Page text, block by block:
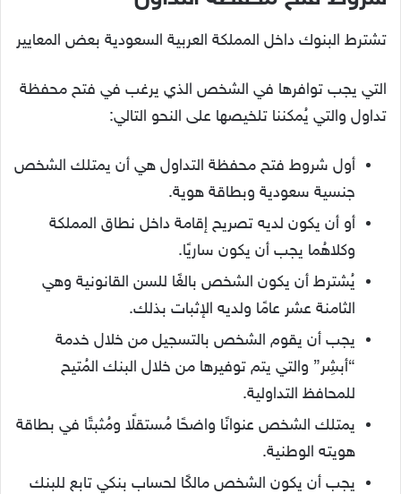
تشترط البنوك داخل المملكة العربية السعودية بعض المعايير
التي يجب توافرها في الشخص الذي يرغب في فتح محفظة
تداول والتي يُمكننا تلخيصها على النحو التالي:
أول شروط فتح محفظة التداول هي أن يمتلك الشخص
جنسية سعودية وبطاقة هوية.
أو أن يكون لديه تصريح إقامة داخل نطاق المملكة
وكلاهُما يجب أن يكون ساريًا.
يُشترط أن يكون الشخص بالغًا للسن القانونية وهي
الثامنة عشر عامًا ولديه الإثبات بذلك.
يجب أن يقوم الشخص بالتسجيل من خلال خدمة
“أبشِر” والتي يتم توفيرها من خلال البنك المُتيح
للمحافظ التداولية.
يمتلك الشخص عنوانًا واضحًا مُستقلًا ومُثبتًا في بطاقة
هويته الوطنية.
يجب أن يكون الشخص مالكًا لحساب بنكي تابع للبنك